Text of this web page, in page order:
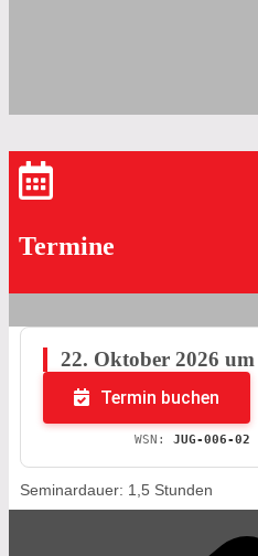
Termine
22. Oktober 2026
Termin buchen
WSN: JUG-006-02
Seminardauer: 1,5 Stunden